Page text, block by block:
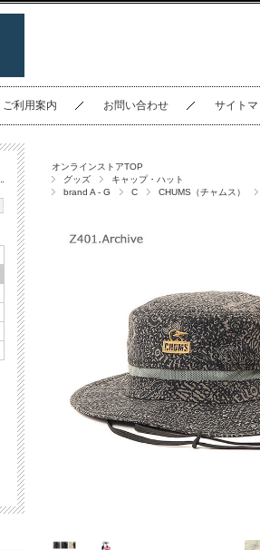
ご利用案内 お問い合わせ サイト
オンラインストアTOP
グッズ
キャップ・ハット
brand A - G
C CHUMS（チャムス）